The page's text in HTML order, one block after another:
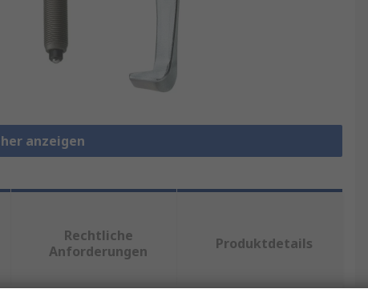
anzeigen
Rechtliche
Anforderungen
Produktdetails